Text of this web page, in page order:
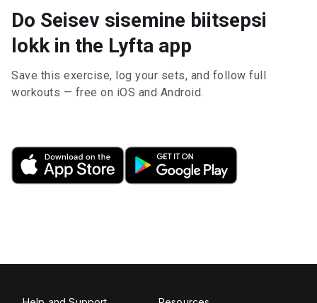
Do Seisev sisemine biitsepsi
lokk in the Lyfta app
Save this exercise, log your sets, and follow full
workouts — free on iOS and Android.